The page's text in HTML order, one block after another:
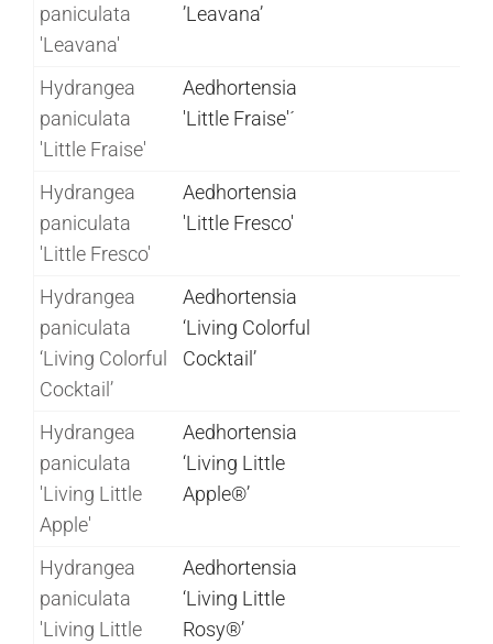
paniculata
'Leavana'
’Leavana’
Hydrangea
paniculata
'Little Fraise'
Aedhortensia
'Little Fraise'´
Hydrangea
paniculata
'Little Fresco'
Aedhortensia
'Little Fresco'
Hydrangea
paniculata
‘Living Colorful
Cocktail’
Aedhortensia
‘Living Colorful
Cocktail’
Hydrangea
paniculata
'Living Little
Apple'
Aedhortensia
‘Living Little
Apple®’
Hydrangea
paniculata
'Living Little
Aedhortensia
‘Living Little
Rosy®’